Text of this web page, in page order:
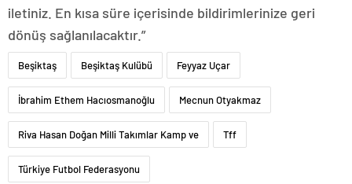
iletiniz. En kısa süre içerisinde bildirimlerinize geri
dönüş sağlanılacaktır.”
Beşiktaş Beşiktaş Kulübü Feyyaz Uçar
İbrahim Ethem Hacıosmanoğlu Mecnun Otyakmaz
Riva Hasan Doğan Milli Takımlar Kamp ve Tff
Türkiye Futbol Federasyonu